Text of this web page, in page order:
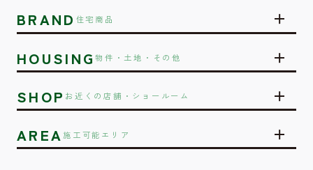
BRAND 住宅商品
HOUSING物件・土地・その他
SHOP お近くの店舗・ショールーム
AREA施工可能エリア